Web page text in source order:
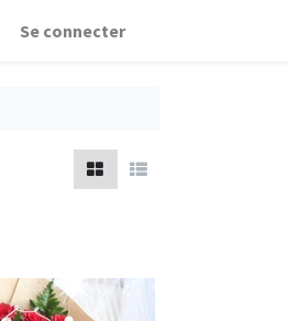
Se connecter